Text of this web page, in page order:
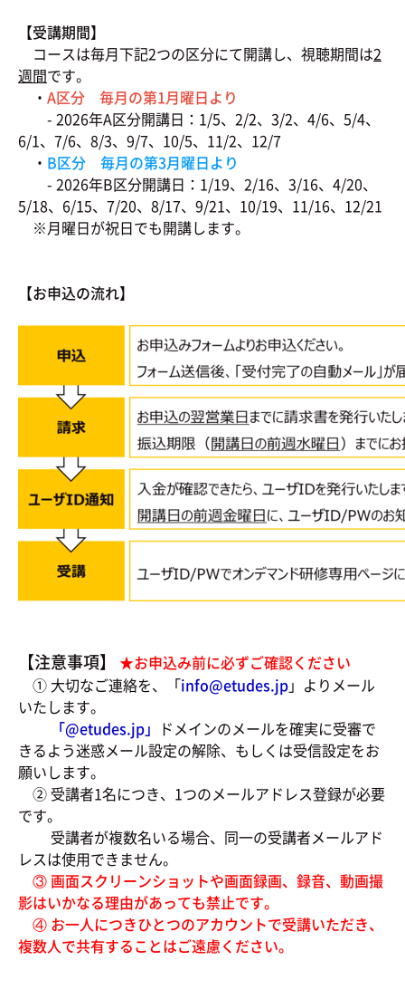
【受講期間】
コースは毎月下記2つの区分にて開講し、視聴期間は2
週間です。
・ A区分 毎月の第1月曜日より
- 2026年A区分開講日：1/5、2/2、3/2、4/6、5/4、
6/1、7/6、8/3、9/7、10/5、11/2、12/7
・ B区分 毎月の第3月曜日より
- 2026年B区分開講日：1/19、2/16、3/16、4/20、
5/18、6/15、7/20、8/17、9/21、10/19、11/16、12/21
※月曜日が祝日でも開講します。
【お申込の流れ】
【注意事項】
★お申込み前に必ずご確認ください
① 大切なご連絡を、「info@etudes.jp」よりメール
いたします。
「@etudes.jp」 ドメインのメールを確実に受審で
きるよう迷惑メール設定の解除、もしくは受信設定をお
願いします。
② 受講者1名につき、1つのメールアドレス登録が必要
です。
受講者が複数名いる場合、同一の受講者メールアド
レスは使用できません。
③ 画面スクリーンショットや画面録画、録音、動画撮
影はいかなる理由があっても禁止です。
④ お一人につきひとつのアカウントで受講いただき、
複数人で共有することはご遠慮ください。